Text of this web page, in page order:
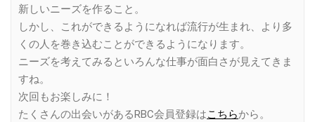
新しいニーズを作ること。
しかし、これができるようになれば流行が生まれ、より多
くの人を巻き込むことができるようになります。
ニーズを考えてみるといろんな仕事が面白さが見えてきま
すね。
次回もお楽しみに！
たくさんの出会いがあるRBC会員登録はこちらから。